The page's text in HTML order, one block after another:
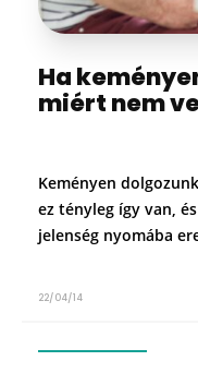
Ha
miért nem
Keményen
ez tényleg így van,
jelenség nyomába
22/04/14